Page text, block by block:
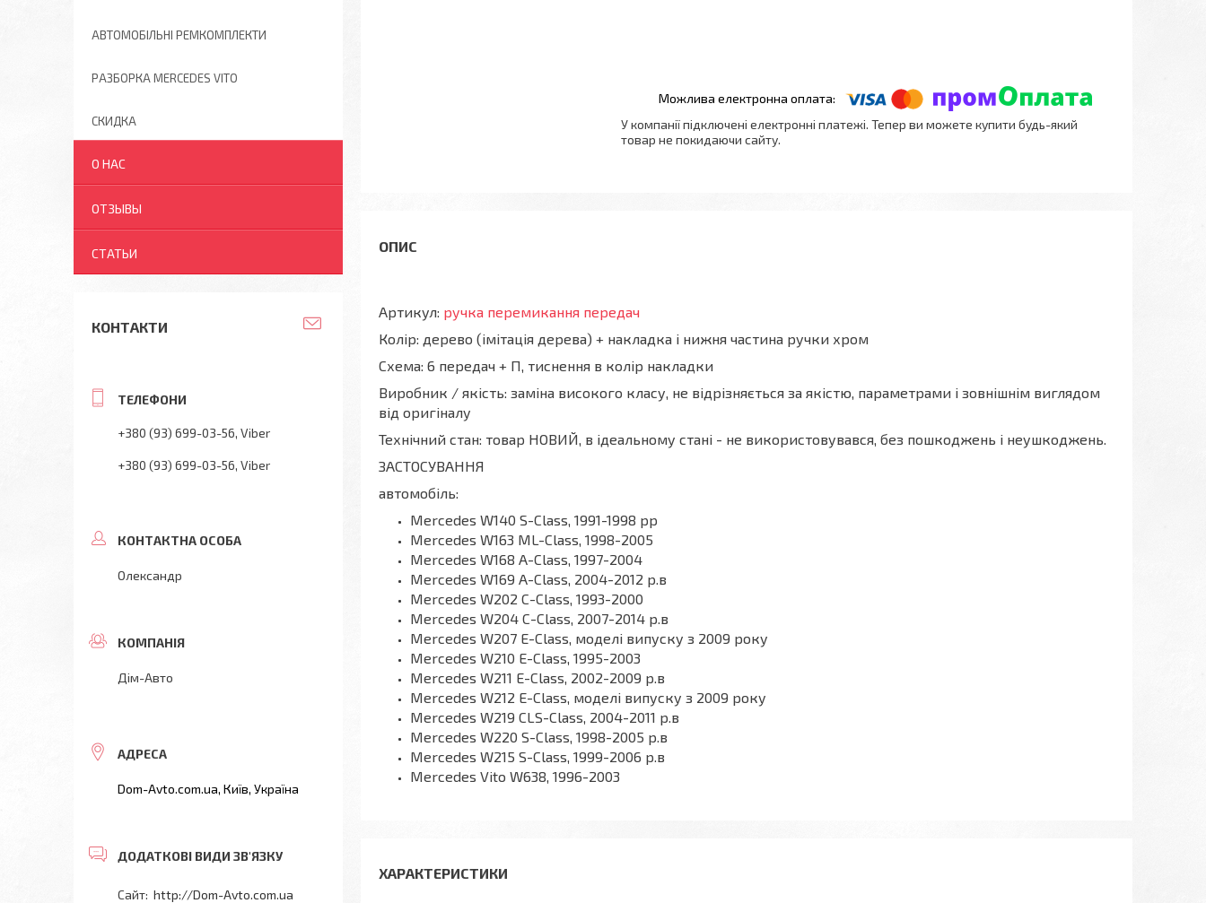
У компанії підключені електронні платежі. Тепер ви можете купити будь-який
товар не покидаючи сайту.
Артикул: ручка перемикання передач
Колір: дерево (імітація дерева) + накладка і нижня частина ручки хром
Схема: 6 передач + П, тиснення в колір накладки
Виробник / якість: заміна високого класу, не відрізняється за якістю, параметрами і зовнішнім виглядом
від оригіналу
Технічний стан: товар НОВИЙ, в ідеальному стані - не використовувався, без пошкоджень і неушкоджень.
ЗАСТОСУВАННЯ
автомобіль:
Mercedes W140 S-Class, 1991-1998 рр
Mercedes W163 ML-Class, 1998-2005
Mercedes W168 A-Class, 1997-2004
Mercedes W169 A-Class, 2004-2012 р.в
Mercedes W202 C-Class, 1993-2000
Mercedes W204 C-Class, 2007-2014 р.в
Mercedes W207 E-Class, моделі випуску з 2009 року
Mercedes W210 E-Class, 1995-2003
Mercedes W211 E-Class, 2002-2009 р.в
Mercedes W212 E-Class, моделі випуску з 2009 року
Mercedes W219 CLS-Class, 2004-2011 р.в
Mercedes W220 S-Class, 1998-2005 р.в
Mercedes W215 S-Class, 1999-2006 р.в
Mercedes Vito W638, 1996-2003
ХАРАКТЕРИСТИКИ
АВТОМОБІЛЬНІ РЕМКОМПЛЕКТИ
РАЗБОРКА MERCEDES VITO
СКИДКА
О НАС
ОТЗЫВЫ
СТАТЬИ
КОНТАКТИ
+380 (93) 699-03-56 Viber
+380 (93) 699-03-56 Viber
Олександр
Дім-Авто
Dom-Avto.com.ua, Київ, Україна
http://Dom-Avto.com.ua